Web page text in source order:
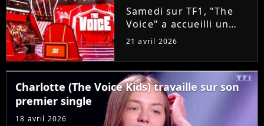
Samedi sur TF1, "The
Voice" a accueilli un
invité exceptionnel pour
Louis Bertignac ! Coach
emblématique des deux
premières saisons, le
rockeur avait
pourtant...
21 avril 2026
Charlotte (The Voice Kids) travaille sur son
premier single
18 avril 2026